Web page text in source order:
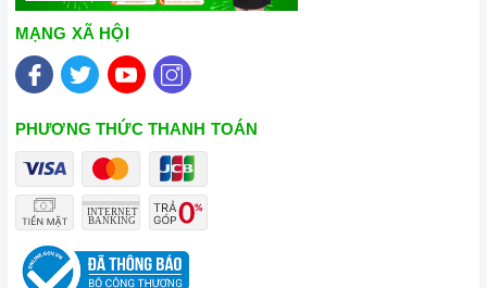
MẠNG XÃ HỘI
PHƯƠNG THỨC THANH TOÁN